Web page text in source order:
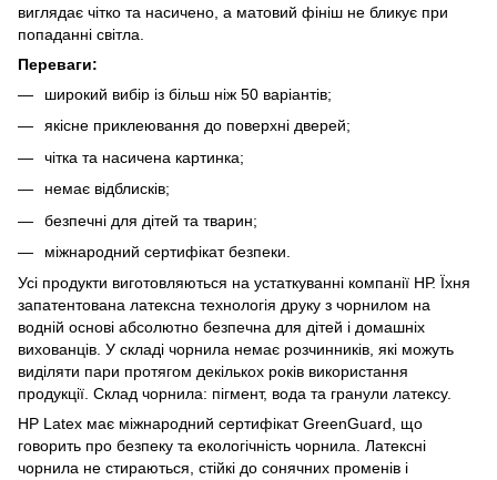
виглядає чітко та насичено, а матовий фініш не бликує при
попаданні світла.
Переваги:
широкий вибір із більш ніж 50 варіантів;
якісне приклеювання до поверхні дверей;
чітка та насичена картинка;
немає відблисків;
безпечні для дітей та тварин;
міжнародний сертифікат безпеки.
Усі продукти виготовляються на устаткуванні компанії НР. Їхня
запатентована латексна технологія друку з чорнилом на
водній основі абсолютно безпечна для дітей і домашніх
вихованців. У складі чорнила немає розчинників, які можуть
виділяти пари протягом декількох років використання
продукції. Склад чорнила: пігмент, вода та гранули латексу.
HP Latex має міжнародний сертифікат GreenGuard, що
говорить про безпеку та екологічність чорнила. Латексні
чорнила не стираються, стійкі до сонячних променів і